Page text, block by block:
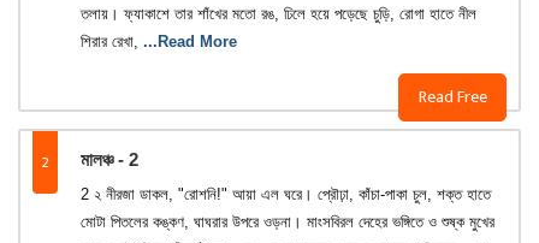
Read Free
তলায়। ফ্যাকাশে তার শাঁখের মতো রঙ, ঢিলে হয়ে পড়েছে চুড়ি, রোগা হাতে নীল
শিরার রেখা, ...Read More
2 মালঞ্চ - 2
2 ২ নীরজা ডাকল, "রোশনি!" আয়া এল ঘরে। প্রৌঢ়া, কাঁচা-পাকা চুল, শক্ত হাতে
মোটা পিতলের কঙ্কণ, ঘাঘরার উপরে ওড়না। মাংসবিরল দেহের ভঙ্গিতে ও শুষ্ক মুখের